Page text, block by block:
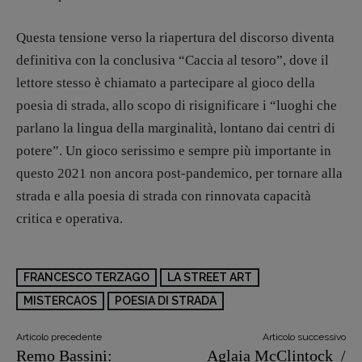
Associazione Pulp Magazine – registrazione
Tribunale Milano n° 5864/2023 – cod. fis.
Questa tensione verso la riapertura del discorso diventa
definitiva con la conclusiva “Caccia al tesoro”, dove il
lettore stesso è chiamato a partecipare al gioco della
poesia di strada, allo scopo di risignificare i “luoghi che
parlano la lingua della marginalità, lontano dai centri di
potere”. Un gioco serissimo e sempre più importante in
questo 2021 non ancora post-pandemico, per tornare alla
strada e alla poesia di strada con rinnovata capacità
critica e operativa.
FRANCESCO TERZAGO
LA STREET ART
MISTERCAOS
POESIA DI STRADA
Articolo precedente
Remo Bassini:
Articolo successivo
Aglaia McClintock /